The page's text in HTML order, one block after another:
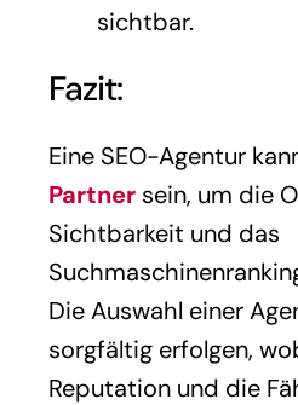
sichtbar.
Fazit:
Eine SEO-Agentur
Partner sein, um die
Sichtbarkeit und das
Die Auswahl einer
sorgfältig erfolgen,
Reputation und die